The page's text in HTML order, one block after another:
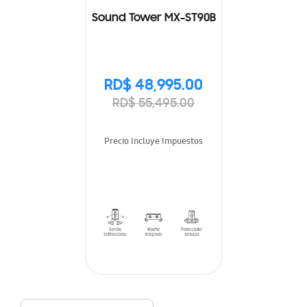
Sound Tower MX-ST90B
RD$ 48,995.00
RD$ 55,495.00
Precio Incluye Impuestos